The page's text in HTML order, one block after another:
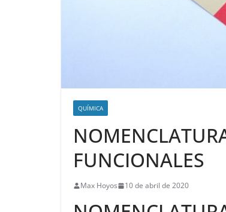
QUÍMICA
FUNCIONALES
Max Hoyos 10 de abril de 2020